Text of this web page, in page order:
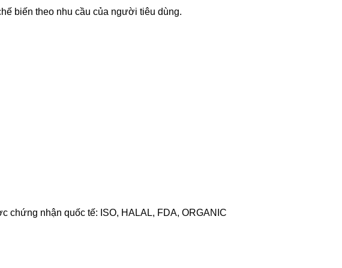
biến theo nhu cầu của người tiêu dùng.
chứng nhận quốc tế: ISO, HALAL, FDA, ORGANIC